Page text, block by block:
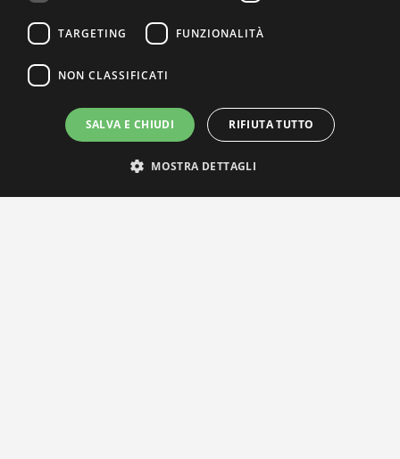
TARGETING FUNZIONALITÀ
NON CLASSIFICATI
SALVA E CHIUDI RIFIUTA TUTTO
MOSTRA DETTAGLI